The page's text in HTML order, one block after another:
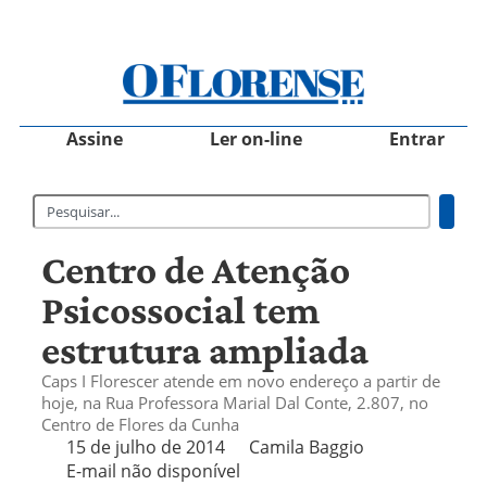
Assine Ler on-line Entrar
Centro de Atenção
Psicossocial tem
estrutura ampliada
Caps I Florescer atende em novo endereço a partir de
hoje, na Rua Professora Marial Dal Conte, 2.807, no
Centro de Flores da Cunha
15 de julho de 2014
Camila Baggio
E-mail não disponível